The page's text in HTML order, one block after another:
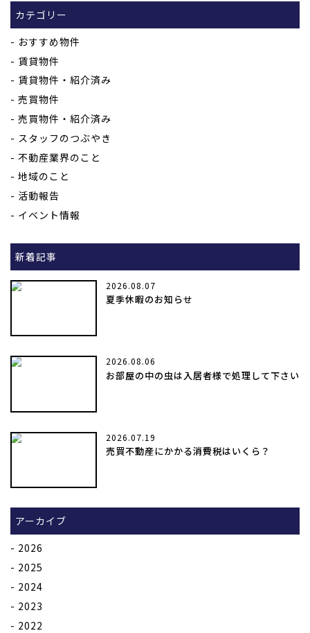
カテゴリー
おすすめ物件
賃貸物件
賃貸物件・紹介済み
売買物件
売買物件・紹介済み
スタッフのつぶやき
不動産業界のこと
地域のこと
活動報告
イベント情報
新着記事
2026.08.07
夏季休暇のお知らせ
2026.08.06
お部屋の中の虫は入居者様で処理して下さい
2026.07.19
売買不動産にかかる消費税はいくら？
アーカイブ
2026
2025
2024
2023
2022